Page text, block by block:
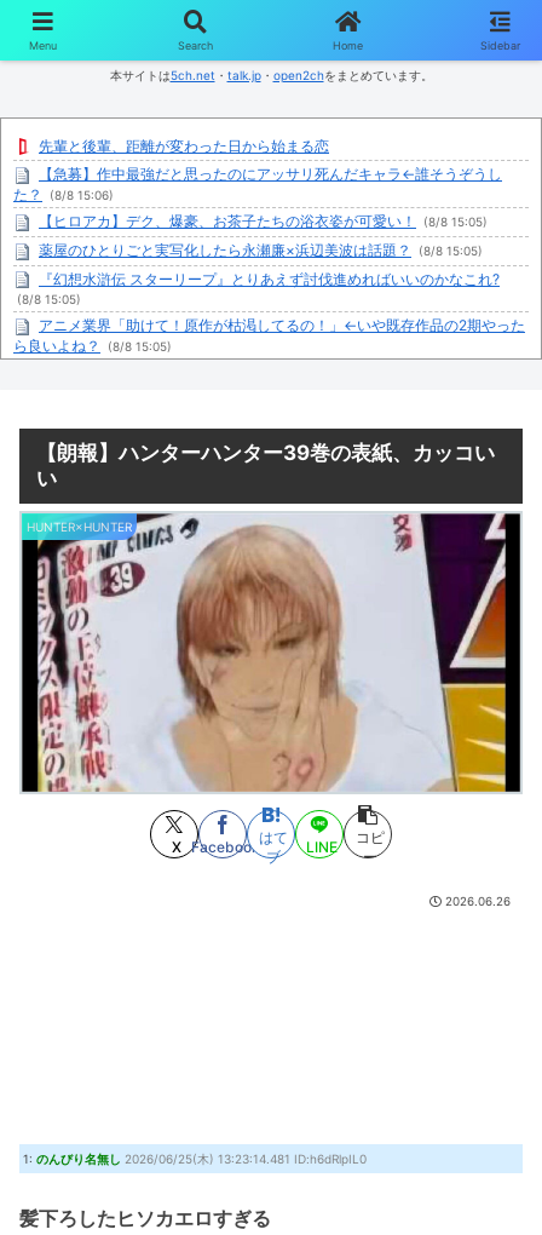
コンテンツへスキップ
本サイトは5ch.net ・ talk.jp・ open2chをまとめています。
先輩と後輩、距離が変わった日から始まる恋
【急募】作中最強だと思ったのにアッサリ死んだキャラ←誰そうぞうし
た？
(8/8 15:06)
【ヒロアカ】デク、爆豪、お茶子たちの浴衣姿が可愛い！ (8/8 15:05)
薬屋のひとりごと実写化したら永瀬廉×浜辺美波は話題？ (8/8 15:05)
『幻想水滸伝 スターリープ』とりあえず討伐進めればいいのかなこれ?
(8/8 15:05)
アニメ業界「助けて！原作が枯渇してるの！」←いや既存作品の2期やった
ら良いよね？
(8/8 15:05)
『黄泉のツガイ』18話感想 怖い方が来ちゃった… (8/8 15:03)
【画像】有志によって最強の「美少女ゲームランキング」が発表！!！ あ
の名作も
労基ってマジで無能無すぎんか？ (8/8 14:57)
京都県知事「京都が副首都に立候補するつもりはない」 「大阪は正直みっ
ともないですよ」との声も
(8/8 14:48)
レシピ見てると急に出ててくる「出汁」とかいうカス (8/8 14:47)
前田佳織里さん、酔ってiPhoneを初期化 10年分の思い出も消える・・・
(8/8 14:40)
【悲報】ひなこのーと作者、ラインを派手に超えた結果規約違反で削除さ
れる (8/8 14:39)
作中最強だと思ったのにアッサリ死んだキャラ←誰そうぞうした？
(8/8
14:35)
WIND TOYS「タイタン スーパーアクションマッスルボディ」可動フィギ
ュア各種
(8/8 14:34)
【FGO】クラス別の冠位選定トップがこれだってな (8/8 14:15)
【デレマス】デレマスのスーパーゴルシちゃんこと白井サモエドさん生存
【悲報】ラーメンハゲ、加齢でめっちゃ少食になってしまう… (8/8 13:55)
【朗報】ハンターハンター39巻の表紙、カッコい
い
HUNTER×HUNTER
X Facebook
はて
ブ
LINE
コピ
ー
2026.06.26
1: のんびり名無し 2026/06/25(木) 13:23:14.481 ID:h6dRlpIL0
髪下ろしたヒソカエロすぎる
Menu Search Home Sidebar